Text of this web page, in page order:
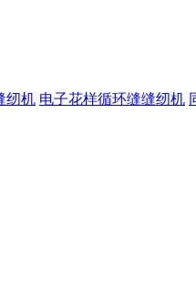
纫机 电子花样循环缝缝纫机